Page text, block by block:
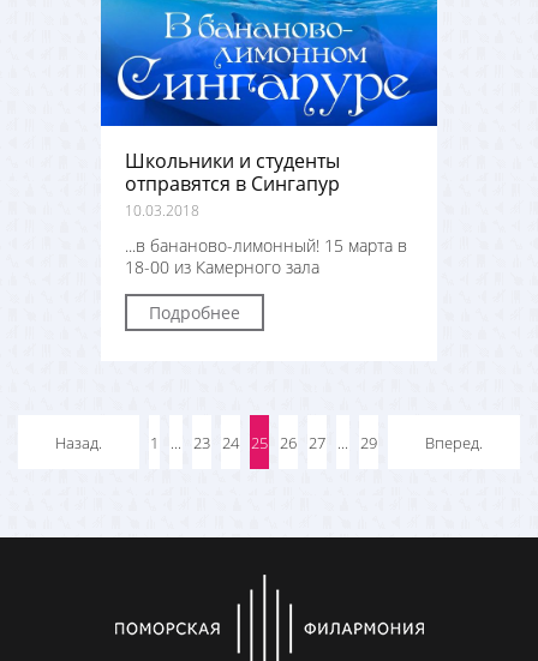
Школьники и студенты
отправятся в Сингапур
10.03.2018
...в бананово-лимонный! 15 марта в
18-00 из Камерного зала
Подробнее
Назад. 1 ... 23 24 25 26 27 ... 29 Вперед.